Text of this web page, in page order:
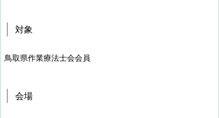
対象
鳥取県作業療法士会会員
会場